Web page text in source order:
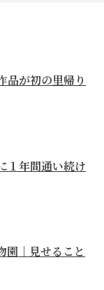
品が初の里帰り
１年間通い続け
園｜見せること